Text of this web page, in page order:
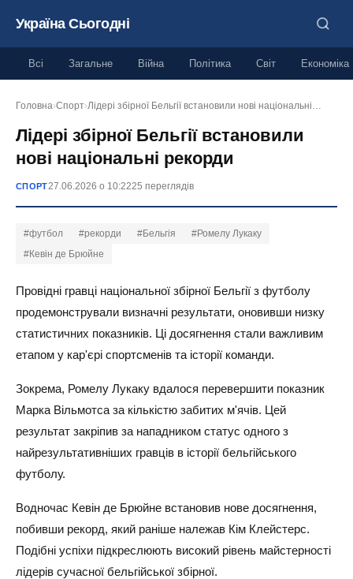
Україна Сьогодні
Всі Загальне Війна Політика Світ Економіка
Головна›Спорт›Лідері збірної Бельгії встановили нові національні…
Лідері збірної Бельгії встановили
нові національні рекорди
СПОРТ27.06.2026 о 10:2225 переглядів
#футбол #рекорди #Бельгія
#Ромелу Лукаку
#Кевін де Брюйне
Провідні гравці національної збірної Бельгії з футболу
продемонстрували визначні результати, оновивши низку
статистичних показників. Ці досягнення стали важливим
етапом у кар'єрі спортсменів та історії команди.
Зокрема, Ромелу Лукаку вдалося перевершити показник
Марка Вільмотса за кількістю забитих м'ячів. Цей
результат закріпив за нападником статус одного з
найрезультативніших гравців в історії бельгійського
футболу.
Водночас Кевін де Брюйне встановив нове досягнення,
побивши рекорд, який раніше належав Кім Клейстерс.
Подібні успіхи підкреслюють високий рівень майстерності
лідерів сучасної бельгійської збірної.